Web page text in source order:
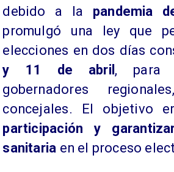
debido a la pandemia
promulgó una ley que
elecciones en dos días
y 11 de abril , para
gobernadores
concejales. El objetivo
participación y
sanitaria en el proceso